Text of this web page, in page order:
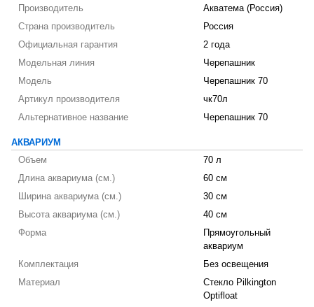
Производитель
Акватема (Россия)
Страна производитель
Россия
Официальная гарантия
2 года
Модельная линия
Черепашник
Модель
Черепашник 70
Артикул производителя
чк70л
Альтернативное название
Черепашник 70
АКВАРИУМ
Объем
70 л
Длина аквариума (см.)
60 см
Ширина аквариума (см.)
30 см
Высота аквариума (см.)
40 см
Форма
Прямоугольный
аквариум
Комплектация
Без освещения
Материал
Стекло Pilkington
Optifloat